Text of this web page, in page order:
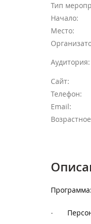
Тип
Начало:
Место:
Аудитория:
Сайт:
Телефон:
Email:
Программа:
·